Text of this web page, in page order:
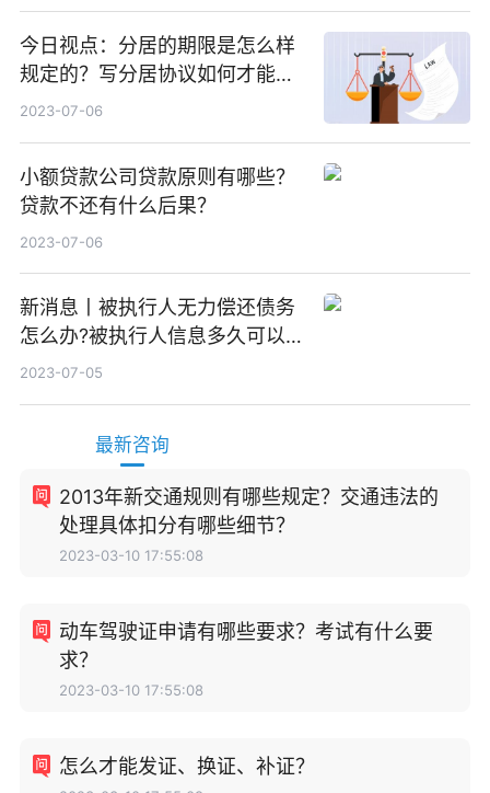
今日视点：分居的期限是怎么样
规定的？写分居协议如何才能有
效？
2023-07-06
小额贷款公司贷款原则有哪些？
贷款不还有什么后果？
2023-07-06
新消息丨被执行人无力偿还债务
怎么办?被执行人信息多久可以
消除?
2023-07-05
最新咨询
2013年新交通规则有哪些规定？交通违法的
处理具体扣分有哪些细节？
2023-03-10 17:55:08
动车驾驶证申请有哪些要求？考试有什么要
求？
2023-03-10 17:55:08
怎么才能发证、换证、补证？